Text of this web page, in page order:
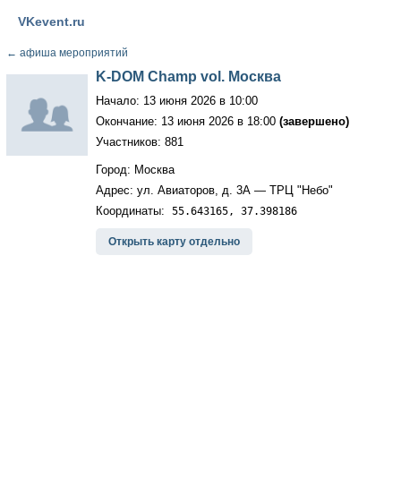
VKevent.ru
← афиша мероприятий
K-DOM Champ vol. Москва
Начало: 13 июня 2026 в 10:00
Окончание: 13 июня 2026 в 18:00 (завершено)
Участников: 881
Город: Москва
Адрес: ул. Авиаторов, д. 3А — ТРЦ "Небо"
Координаты: 55.643165, 37.398186
Открыть карту отдельно